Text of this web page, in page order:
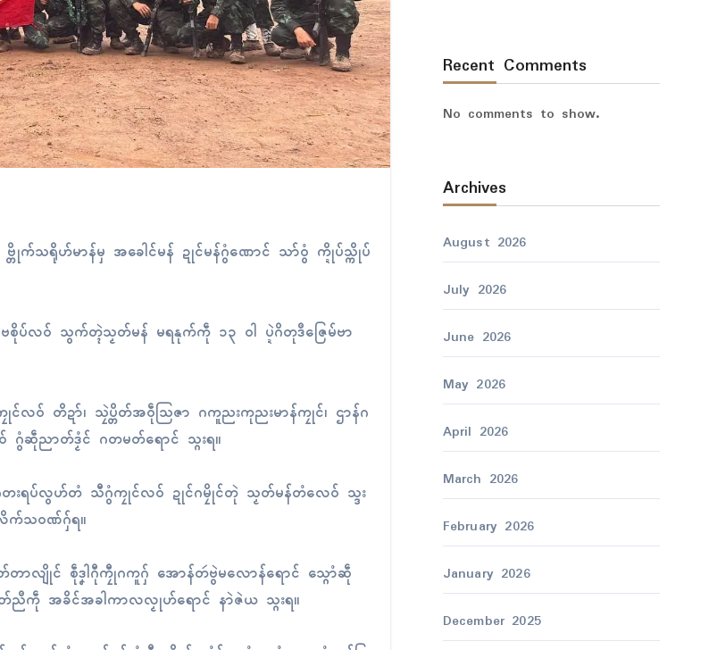
က်သရိုဟ်မာန်မှ အခေါၚ်မန် ဍုၚ်မန်ဂွံဏောၚ် သာ်ဝွံ က္ဍိုပ်သ္ကိုပ်
ပ်လဝ် သွက်တ္ၚဲသၟတ်မန် မရနုက်ကဵု ၁၃ ဝါ ပ္ဍဲဂိတုဒဳဇြေမ်ဗာ
ဝ် တိဍာ်၊ သၠဲပ္တိတ်အဝဵုသြဇာ ဂကူညးကုညးမာန်ကၠုၚ်၊ ဌာန်ဂ
ဆဵုညာတ်ဒၟံၚ် ဂတမတ်ရောၚ် သ္ဂးရ။
ပၠန်ဂတးရပ်လွဟ်တံ သီဂွံကၠုၚ်လဝ် ဍုၚ်ဂမၠိုၚ်တုဲ သၟတ်မန်တံလေဝ် သ္ဒး
က်သဝဏ်ဂှ်ရ။
ာလျိုၚ် စဵုဒၞါဂီုကၠီုဂကူဂှ် အောန်တဴဗွဲမလောန်ရောၚ် သ္ဂောံဆဵု
ကဵု အခိၚ်အခါကာလလၟုဟ်ရောၚ် နာဲဇဲယ သ္ဂးရ။
Recent Comments
No comments to show.
Archives
August 2026
July 2026
June 2026
May 2026
April 2026
March 2026
February 2026
January 2026
December 2025